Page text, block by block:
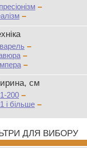
см
200
і більше
ДЛЯ ВИБОРУ